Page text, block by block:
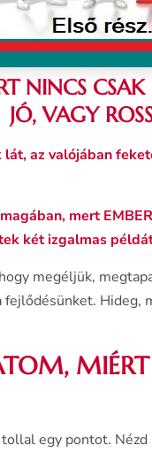
NINCS
JÓ, VAGY
az valójában
mert
két izgalmas
megéljük,
Hideg,
egy pontot.